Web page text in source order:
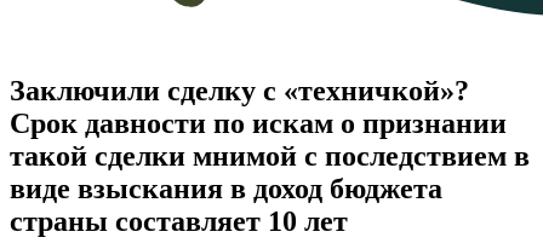
Заключили сделку с «техничкой»?
Срок давности по искам о признании
такой сделки мнимой с последствием в
виде взыскания в доход бюджета
страны составляет 10 лет